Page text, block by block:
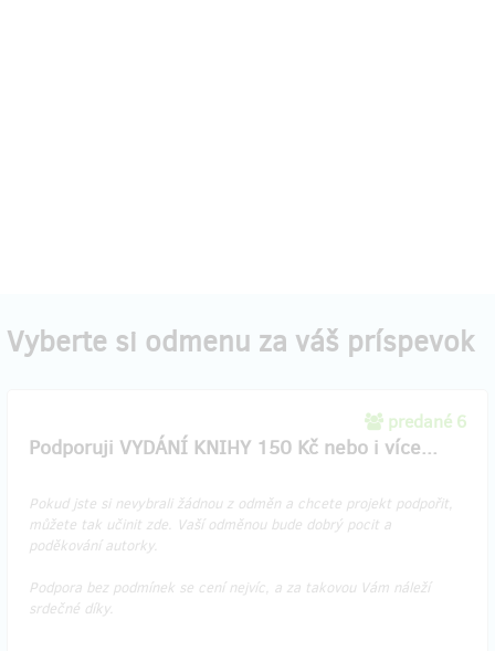
Vyberte si odmenu za váš príspevok
predané 6
Podporuji VYDÁNÍ KNIHY 150 Kč nebo i více...
Pokud jste si nevybrali žádnou z odměn a chcete projekt podpořit,
můžete tak učinit zde. Vaší odměnou bude dobrý pocit a
poděkování autorky.
Podpora bez podmínek se cení nejvíc, a za takovou Vám náleží
srdečné díky.